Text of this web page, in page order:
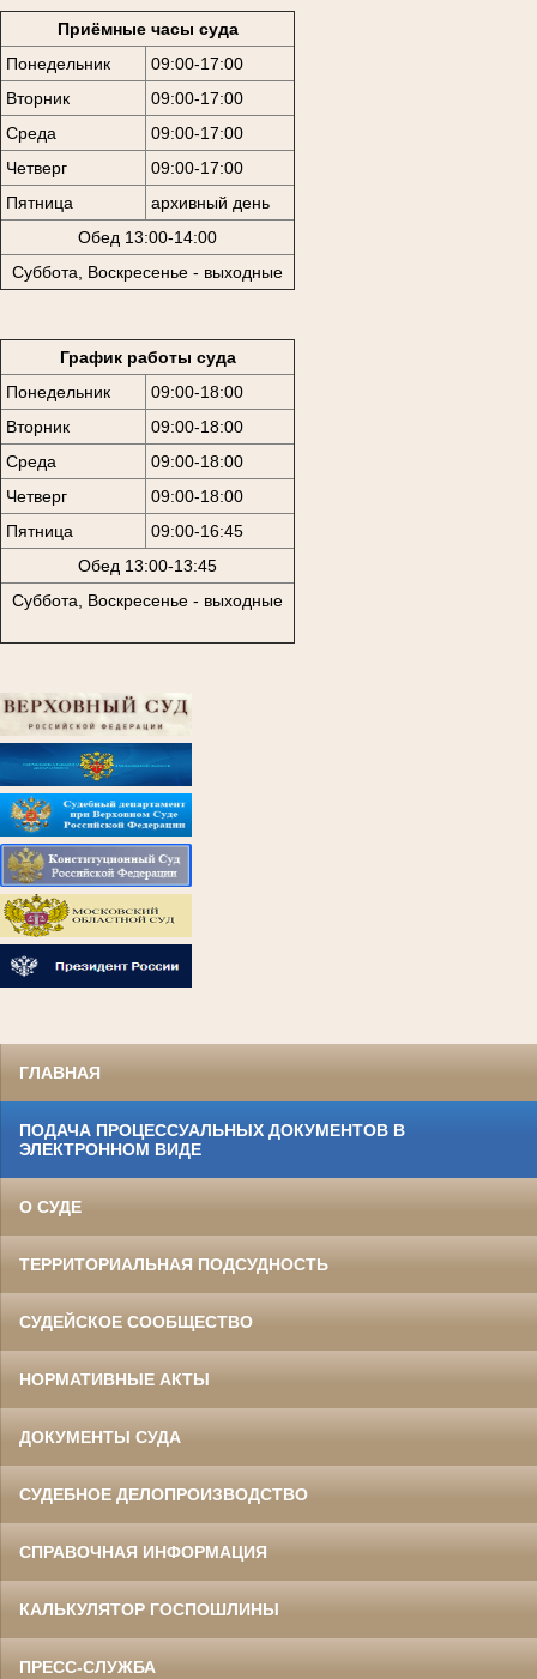
Приёмные часы суда
Понедельник
09:00-17:00
Вторник
09:00-17:00
Среда
09:00-17:00
Четверг
09:00-17:00
Пятница
архивный день
Обед 13:00-14:00
Суббота, Воскресенье - выходные
График работы суда
Понедельник
09:00-18:00
Вторник
09:00-18:00
Среда
09:00-18:00
Четверг
09:00-18:00
Пятница
09:00-16:45
Обед 13:00-13:45
Суббота, Воскресенье - выходные
ГЛАВНАЯ
ПОДАЧА ПРОЦЕССУАЛЬНЫХ ДОКУМЕНТОВ В
ЭЛЕКТРОННОМ ВИДЕ
О СУДЕ
ТЕРРИТОРИАЛЬНАЯ ПОДСУДНОСТЬ
СУДЕЙСКОЕ СООБЩЕСТВО
НОРМАТИВНЫЕ АКТЫ
ДОКУМЕНТЫ СУДА
СУДЕБНОЕ ДЕЛОПРОИЗВОДСТВО
СПРАВОЧНАЯ ИНФОРМАЦИЯ
КАЛЬКУЛЯТОР ГОСПОШЛИНЫ
ПРЕСС-СЛУЖБА